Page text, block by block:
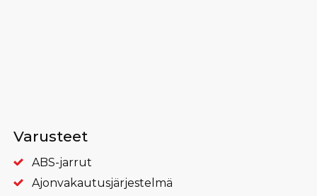
Varusteet
ABS-jarrut
Ajonvakautus­järjestelmä